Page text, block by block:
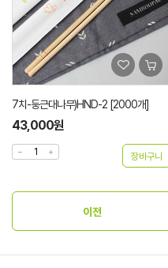
7치-둥근대나무)HND-2 [2000개]
43,000원